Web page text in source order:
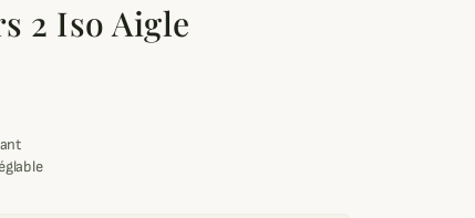
2 Iso Aigle